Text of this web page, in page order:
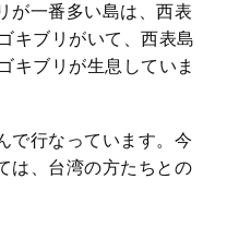
が一番多い島は、西表
キブリがいて、西表島
キブリが生息していま
で行なっています。今
は、台湾の方たちとの